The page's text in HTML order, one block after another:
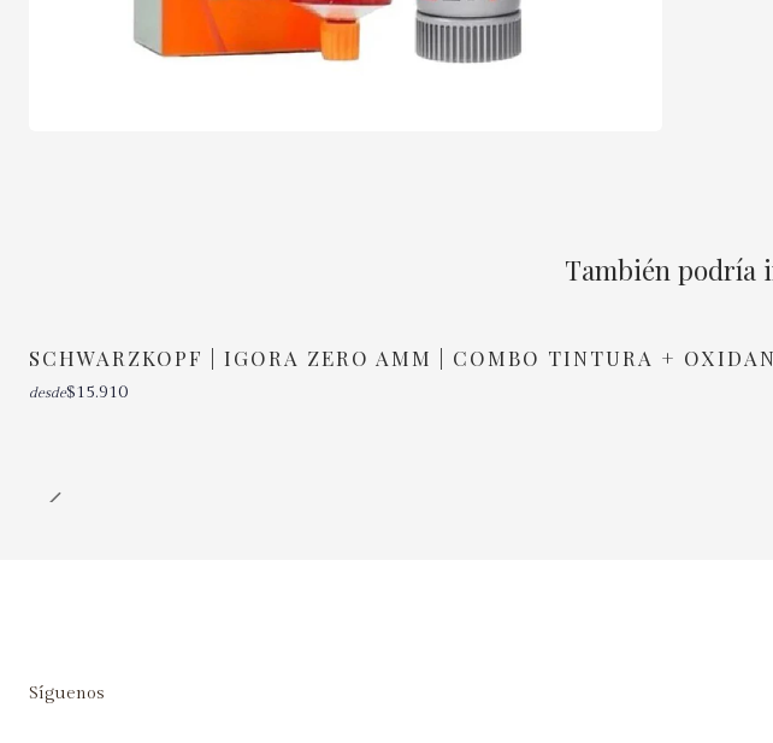
También podría
SCHWARZKOPF | IGORA ZERO AMM | COMBO TINTURA +
desde$15.910
Síguenos